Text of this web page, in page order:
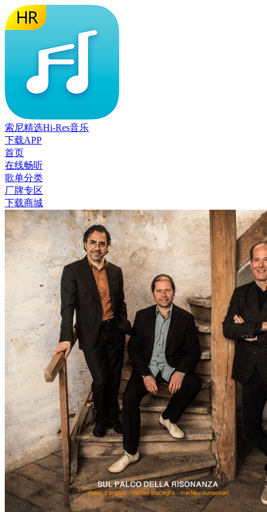
索尼精选Hi-Res音乐
下载APP
首页
在线畅听
歌单分类
厂牌专区
下载商城